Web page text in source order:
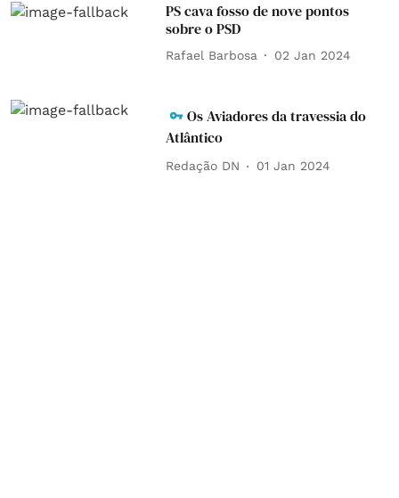
PS cava fosso de nove pontos
sobre o PSD
Rafael Barbosa 02 Jan 2024
Os Aviadores da travessia do
Atlântico
Redação DN 01 Jan 2024